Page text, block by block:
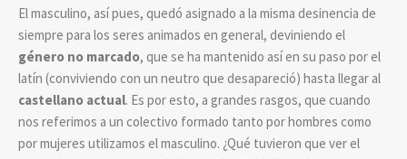
El masculino, así pues, quedó asignado a la misma desinencia de
siempre para los seres animados en general, deviniendo el
género no marcado, que se ha mantenido así en su paso por el
latín (conviviendo con un neutro que desapareció) hasta llegar al
castellano actual. Es por esto, a grandes rasgos, que cuando
nos referimos a un colectivo formado tanto por hombres como
por mujeres utilizamos el masculino. ¿Qué tuvieron que ver el